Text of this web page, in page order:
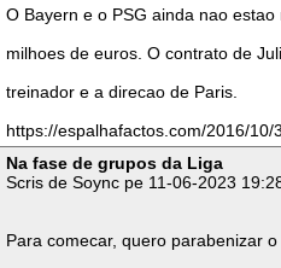
O Bayern e o PSG ainda nao
milhoes de euros. O contrato de
treinador e a direcao de Paris.
https://espalhafactos.com/2016/
Na fase de grupos da Liga
Scris de Soync pe 11-06-2023
Para comecar, quero parabenizar